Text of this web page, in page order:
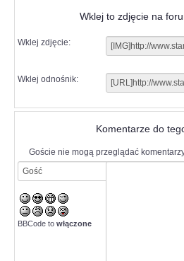
Wklej to zdjęcie na
Wklej zdjęcie:
Wklej odnośnik:
Komentarze do
Goście nie mogą przeglądać
BBCode to włączone